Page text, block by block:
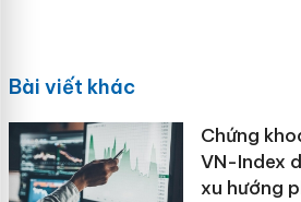
Bài viết khác
Chứng
VN-Index
xu hướng